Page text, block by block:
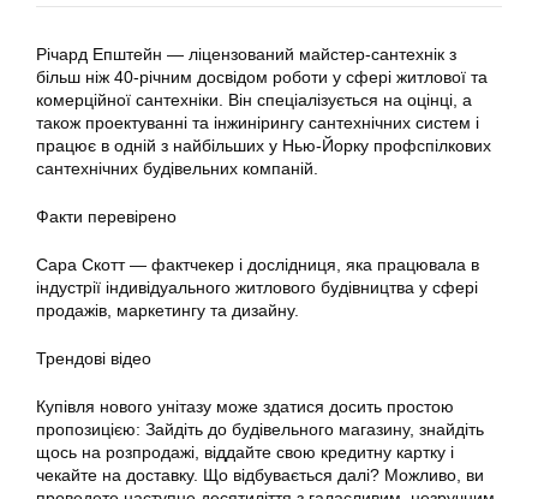
Річард Епштейн — ліцензований майстер-сантехнік з
більш ніж 40-річним досвідом роботи у сфері житлової та
комерційної сантехніки. Він спеціалізується на оцінці, а
також проектуванні та інжинірингу сантехнічних систем і
працює в одній з найбільших у Нью-Йорку профспілкових
сантехнічних будівельних компаній.
Факти перевірено
Сара Скотт — фактчекер і дослідниця, яка працювала в
індустрії індивідуального житлового будівництва у сфері
продажів, маркетингу та дизайну.
Трендові відео
Купівля нового унітазу може здатися досить простою
пропозицією: Зайдіть до будівельного магазину, знайдіть
щось на розпродажі, віддайте свою кредитну картку і
чекайте на доставку. Що відбувається далі? Можливо, ви